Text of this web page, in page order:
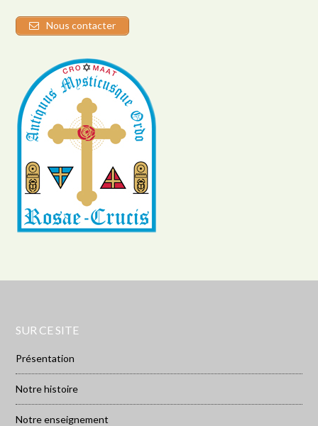
Nous contacter
SUR CE SITE
Présentation
Notre histoire
Notre enseignement